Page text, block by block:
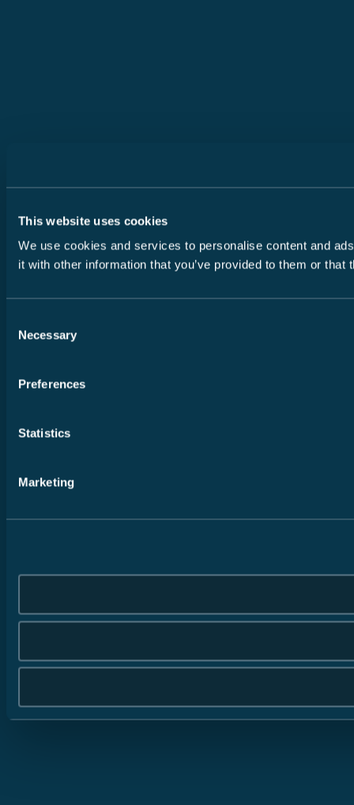
This website uses cookies
We use cookies and services to personalise content and
it with other information that you’ve provided to them or
Selection
Necessary
Preferences
Statistics
Marketing